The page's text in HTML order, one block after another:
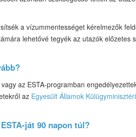
a vízummentességet kérelmezők
lehetővé tegyék az utazók előzetes
az ESTA-programban
az Egyesült Államok
ját 90 napon túl?